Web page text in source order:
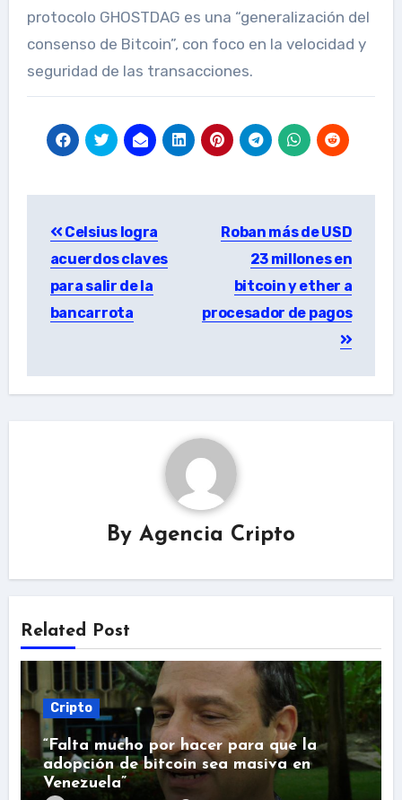
protocolo GHOSTDAG es una “generalización del
consenso de Bitcoin”, con foco en la velocidad y
seguridad de las transacciones.
navigation
Celsius logra
acuerdos claves
para salir de la
bancarrota
Roban más de USD
23 millones en
bitcoin y ether a
procesador de pagos
By Agencia Cripto
Related Post
Cripto
“Falta mucho por hacer para que la
adopción de bitcoin sea masiva en
Venezuela”